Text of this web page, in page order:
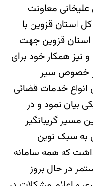
معاونت
استان قزوین با
استان قزوین جهت
نیز همکار خود برای
در خصوص سیر
خدمات قضائی
بیان نمود و در
گریبانگیر
به سبک نوین
که همه سامانه
در حال بروز